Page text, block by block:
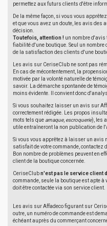
permettez aux futurs clients d'être
De la même façon, si vous vous
et que vous avez un doute, les avis des
décision.
Toutefois, attention ! un nombre d'avis
fiabilité d'une boutique. Seul un
de la satisfaction des clients d'une
Les avis sur CeriseClub ne sont pas
En cas de mécontentement, la
motivée par la volonté naturelle de
savoir. La démarche spontanée de
moins évidente. Il convient donc
Si vous souhaitez laisser un avis sur
correctement rédigée. Les propos
mots tels que arnaque, escroquerie), les
utile entraîneront la non publication de
Si vous vous apprêtez à laisser un avis
satisfait de votre commande, contactez
Bon nombre de problèmes peuvent en
client de la boutique concernée.
CeriseClubn'est pas le service client
commande, seule la boutique est apte à
doit être contactée via son service client.
Les avis sur Affadeco figurant sur
outre, un numéro de commande est
échéant auprès du commerçant